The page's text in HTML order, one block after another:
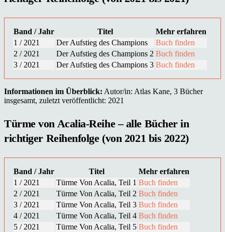
Band / Jahr Titel
Mehr erfahren
1 / 2021
Der Aufstieg des Champions
Buch finden
2 / 2021
Der Aufstieg des Champions 2 Buch finden
3 / 2021
Der Aufstieg des Champions 3 Buch finden
Informationen im Überblick: Autor/in: Atlas Kane, 3 Bücher
insgesamt, zuletzt veröffentlicht: 2021
Türme von Acalia-Reihe – alle Bücher in
richtiger Reihenfolge (von 2021 bis 2022)
Band / Jahr Titel
Mehr erfahren
1 / 2021
Türme Von Acalia, Teil 1 Buch finden
2 / 2021
Türme Von Acalia, Teil 2 Buch finden
3 / 2021
Türme Von Acalia, Teil 3 Buch finden
4 / 2021
Türme Von Acalia, Teil 4 Buch finden
5 / 2021
Türme Von Acalia, Teil 5 Buch finden